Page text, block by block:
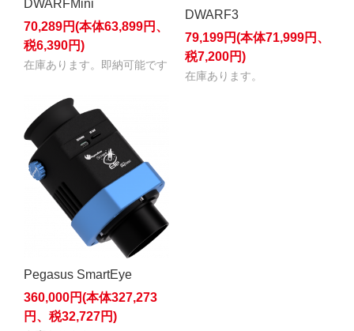
DWARFMini
70,289円(本体63,899円、
税6,390円)
在庫あります。即納可能です
DWARF3
79,199円(本体71,999円、
税7,200円)
在庫あります。
Pegasus SmartEye
360,000円(本体327,273
円、税32,727円)